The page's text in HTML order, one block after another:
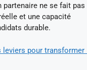
partenaire ne se fait pas
et une capacité
durable.
leviers pour transformer